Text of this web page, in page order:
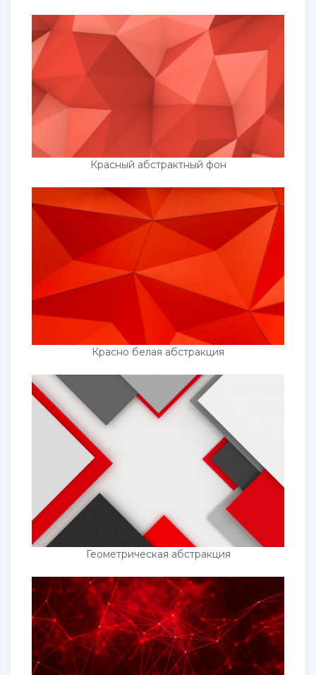
Красный абстрактный фон
Красно белая абстракция
Геометрическая абстракция